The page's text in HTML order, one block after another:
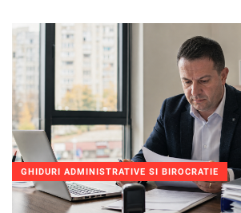
GHIDURI ADMINISTRATIVE SI BIROCRATIE